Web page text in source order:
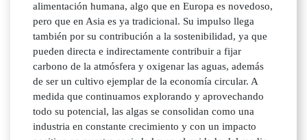
alimentación humana, algo que en Europa es novedoso,
pero que en Asia es ya tradicional. Su impulso llega
también por su contribución a la sostenibilidad, ya que
pueden directa e indirectamente contribuir a fijar
carbono de la atmósfera y oxigenar las aguas, además
de ser un cultivo ejemplar de la economía circular. A
medida que continuamos explorando y aprovechando
todo su potencial, las algas se consolidan como una
industria en constante crecimiento y con un impacto